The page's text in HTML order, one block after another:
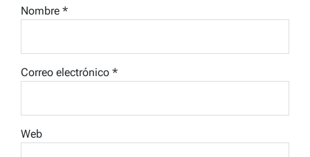
Nombre *
Correo electrónico *
Web